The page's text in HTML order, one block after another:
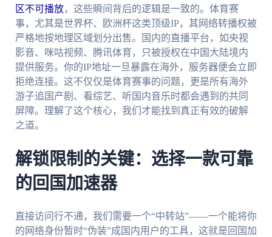
区不可播放，这些瞬间背后的逻辑是一致的。体育赛
事，尤其是世界杯、欧洲杯这类顶级IP，其网络转播权被
严格地按地理区域划分出售。国内的直播平台，如央视
影音、咪咕视频、腾讯体育，只被授权在中国大陆境内
提供服务。你的IP地址一旦暴露在海外，服务器便会立即
拒绝连接。这不仅仅是体育赛事的问题，更是所有海外
游子追国产剧、看综艺、听国内音乐时都会遇到的共同
屏障。理解了这个核心，我们才能找到真正有效的破解
之道。
解锁限制的关键：选择一款可靠
的回国加速器
直接访问行不通，我们需要一个“中转站”——一个能将你
的网络身份暂时“伪装”成国内用户的工具，这就是回国加